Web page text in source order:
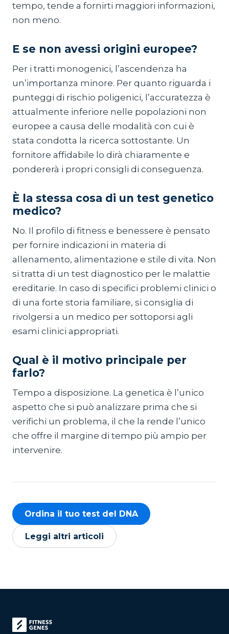
tempo, tende a fornirti maggiori informazioni,
non meno.
E se non avessi origini europee?
Per i tratti monogenici, l’ascendenza ha
un’importanza minore. Per quanto riguarda i
punteggi di rischio poligenici, l’accuratezza è
attualmente inferiore nelle popolazioni non
europee a causa delle modalità con cui è
stata condotta la ricerca sottostante. Un
fornitore affidabile lo dirà chiaramente e
pondererà i propri consigli di conseguenza.
È la stessa cosa di un test genetico
medico?
No. Il profilo di fitness e benessere è pensato
per fornire indicazioni in materia di
allenamento, alimentazione e stile di vita. Non
si tratta di un test diagnostico per le malattie
ereditarie. In caso di specifici problemi clinici o
di una forte storia familiare, si consiglia di
rivolgersi a un medico per sottoporsi agli
esami clinici appropriati.
Qual è il motivo principale per
farlo?
Tempo a disposizione. La genetica è l’unico
aspetto che si può analizzare prima che si
verifichi un problema, il che la rende l’unico
che offre il margine di tempo più ampio per
intervenire.
Ordina il tuo test del DNA
Leggi altri articoli